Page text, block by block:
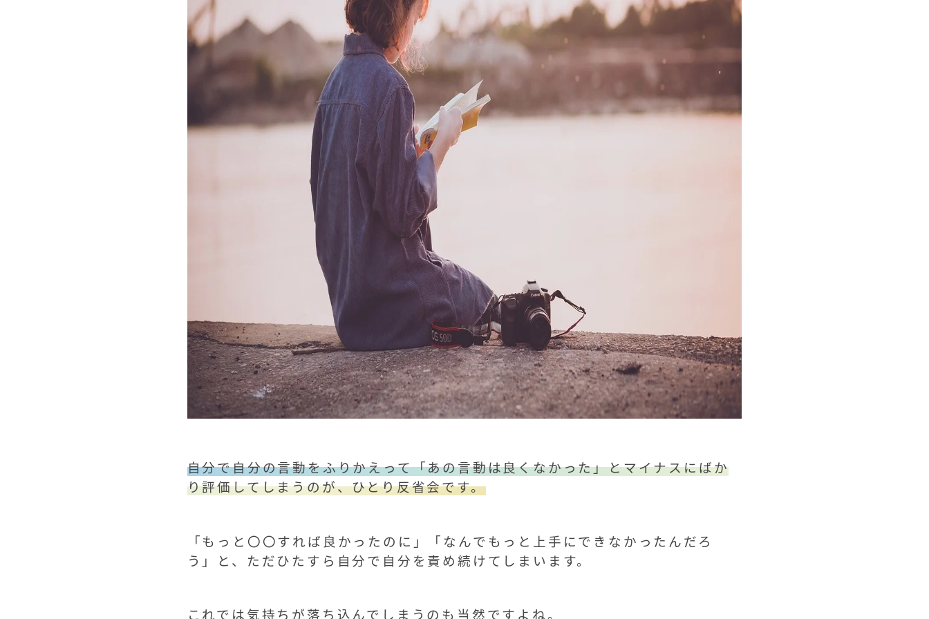
自分で自分の言動をふりかえって「あの言動は良くなかった」とマイナスにばか
り評価してしまうのが、ひとり反省会です。
「もっと〇〇すれば良かったのに」「なんでもっと上手にできなかったんだろ
う」と、ただひたすら自分で自分を責め続けてしまいます。
これでは気持ちが落ち込んでしまうのも当然ですよね。